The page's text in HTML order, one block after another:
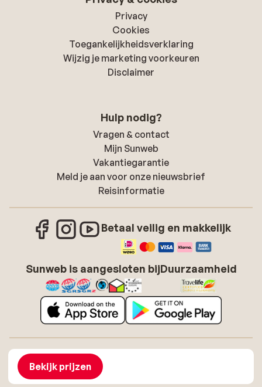
Bekijk prijzen
Privacy
Cookies
Toegankelijkheidsverklaring
Wijzig je marketing voorkeuren
Disclaimer
Hulp nodig?
Vragen & contact
Mijn Sunweb
Vakantiegarantie
Meld je aan voor onze nieuwsbrief
Reisinformatie
Betaal veilig en makkelijk
Sunweb is aangesloten bijDuurzaamheid
Over Sunweb
Algemene voorwaarden zonvakanties
Toegankelijkheidsverklaring